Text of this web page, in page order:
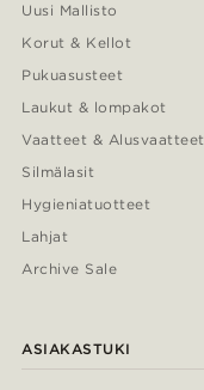
Uusi Mallisto
Korut & Kellot
Pukuasusteet
Laukut & lompakot
Vaatteet & Alusvaatteet
Silmälasit
Hygieniatuotteet
Lahjat
Archive Sale
ASIAKASTUKI